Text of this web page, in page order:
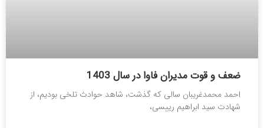
ضعف و قوت مدیران فاوا در سال 1403
احمد محمدغریبان سالی که گذشت، شاهد حوادث تلخی بودیم، از
شهادت سید ابراهیم رییسی،